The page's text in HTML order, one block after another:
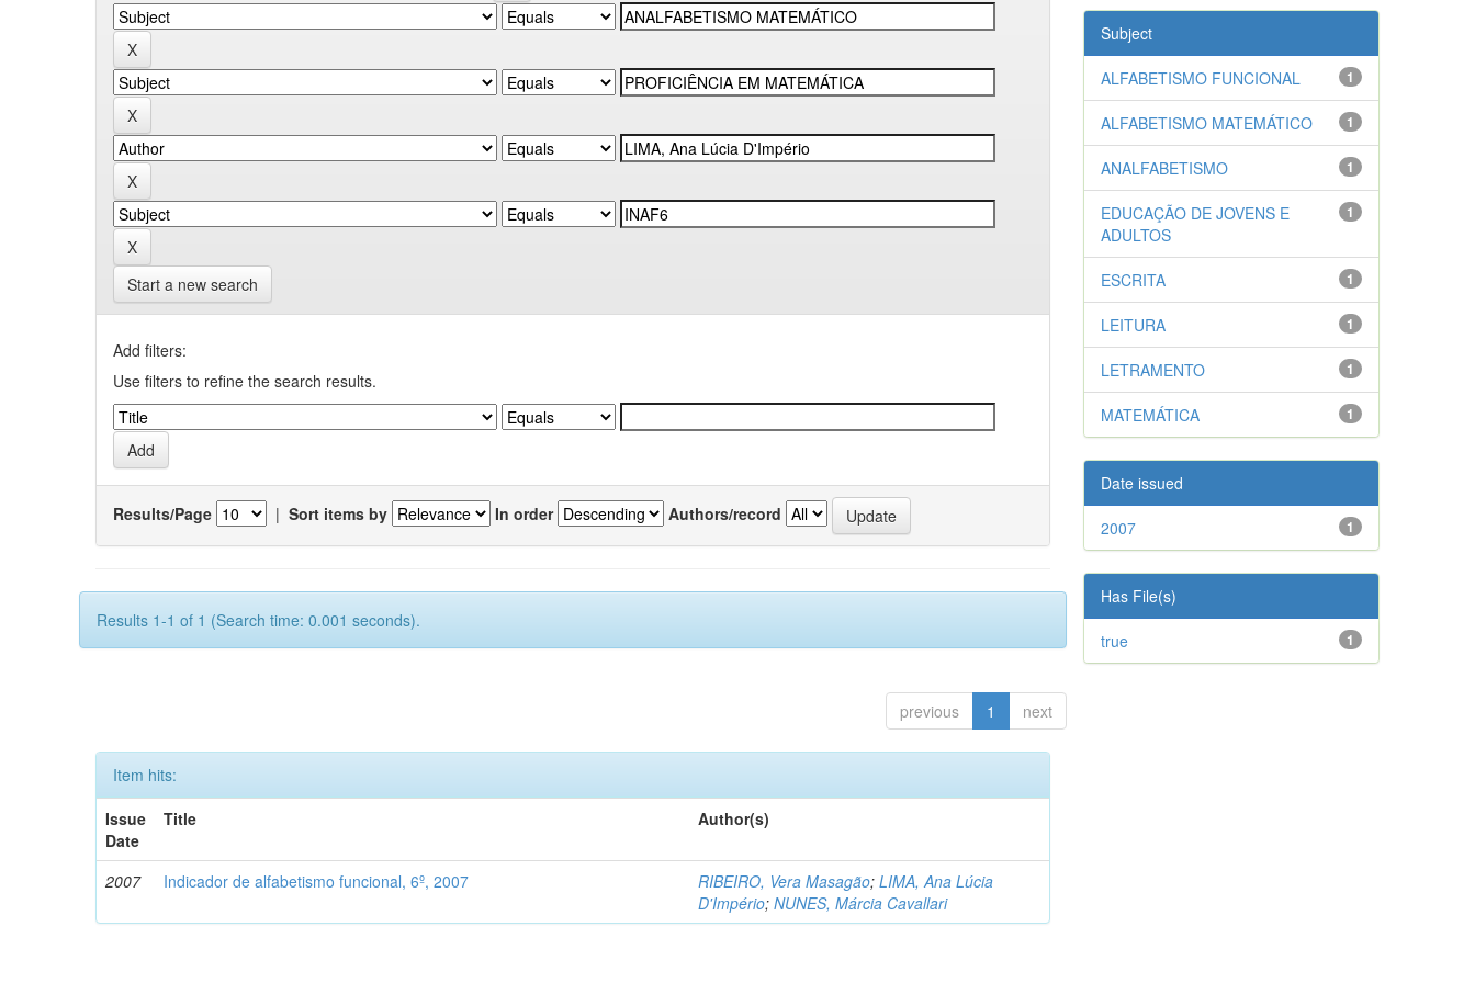
Start a new search
Add filters:
Use filters to refine the search results.
Results/Page | Sort items by In order Authors/record
Results 1-1 of 1 (Search time: 0.001 seconds).
previous 1 next
Item hits:
Issue
Date
Title Author(s)
2007 Indicador de alfabetismo funcional, 6º, 2007 RIBEIRO, Vera Masagão; LIMA, Ana Lúcia
D'Império; NUNES, Márcia Cavallari
Subject
1
ALFABETISMO FUNCIONAL
1
ALFABETISMO MATEMÁTICO
1
ANALFABETISMO
1
EDUCAÇÃO DE JOVENS E
ADULTOS
1
ESCRITA
1
LEITURA
1
LETRAMENTO
1
MATEMÁTICA
Date issued
1
2007
Has File(s)
1
true